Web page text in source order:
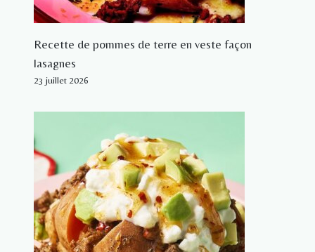
Recette de pommes de terre en veste façon
lasagnes
23 juillet 2026